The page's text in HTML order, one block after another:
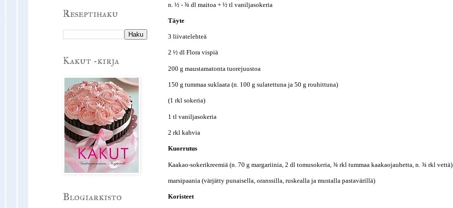
n. ½ - ¾ dl maitoa + ½ tl vaniljasokeria
Täyte
3 liivatelehteä
2 ½ dl Flora vispiä
200 g maustamatonta tuorejuustoa
150 g tummaa suklaata (n. 100 g sulatettuna ja 50 g rouhittuna)
(1 rkl sokeria)
1 tl vaniljasokeria
2 rkl kahvia
Kuorrutus
Kaakao-sokerikreemiä (n. 70 g margariinia, 2 dl tomusokeria, ¾ rkl tummaa kaakaojauhetta, n. ¾ rkl vettä)
marsipaania (värjätty punaisella, oranssilla, ruskealla ja mustalla pastavärillä)
Koristeet
Reseptihaku
Kakut -kirja
Blogiarkisto